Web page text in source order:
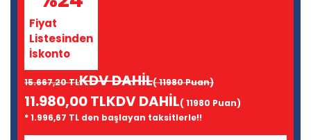
Fiyat
Listesinden
İskonto
15.667,20 TLKDV DAHİL( 11980 Puan)
11.980,00 TLKDV DAHİL( 11980 Puan)
* 1.996,67 TL den başlayan taksitlerle!!